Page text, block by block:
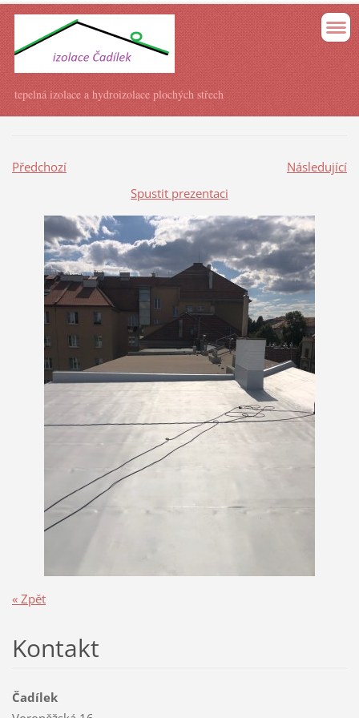
tepelná izolace a hydroizolace plochých střech
Předchozí
Následující
Spustit prezentaci
« Zpět
Kontakt
Čadílek